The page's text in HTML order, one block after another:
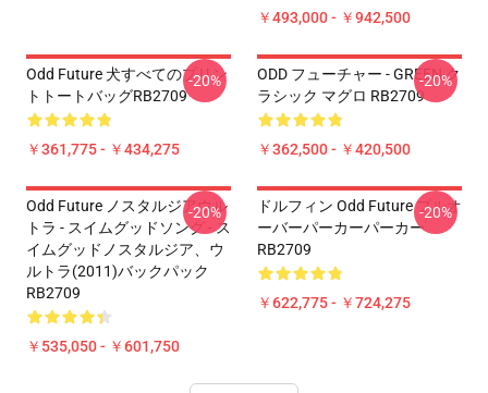
￥493,000 - ￥942,500
Odd Future 犬すべてのプリン
トトートバッグRB2709
￥361,775 - ￥434,275
-20%
ODD フューチャー - GREEN ク
ラシック マグロ RB2709
￥362,500 - ￥420,500
-20%
Odd Future ノスタルジアウル
トラ - スイムグッドソング - ス
イムグッドノスタルジア、ウ
ルトラ(2011)バックパック
RB2709
￥535,050 - ￥601,750
-20%
ドルフィン Odd Future プルオ
ーバーパーカーパーカー
RB2709
￥622,775 - ￥724,275
-20%